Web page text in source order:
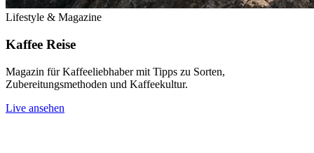
Lifestyle & Magazine
Kaffee Reise
Magazin für Kaffeeliebhaber mit Tipps zu Sorten,
Zubereitungsmethoden und Kaffeekultur.
Live ansehen